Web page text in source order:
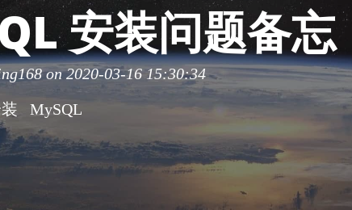
安装问题备忘
on 2020-03-16 15:30:34
MySQL